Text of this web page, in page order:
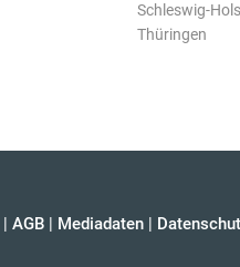
Schleswig-
Thüringen
| AGB | Mediadaten |